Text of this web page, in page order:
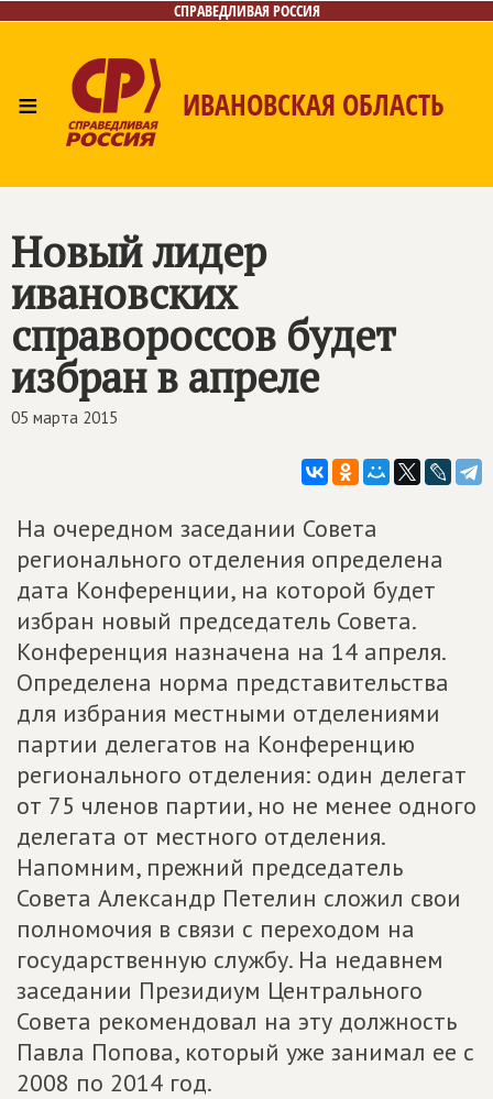
СПРАВЕДЛИВАЯ РОССИЯ
≡ ИВАНОВСКАЯ ОБЛАСТЬ
Новый лидер
ивановских
справороссов будет
избран в апреле
05 марта 2015
На очередном заседании Совета
регионального отделения определена
дата Конференции, на которой будет
избран новый председатель Совета.
Конференция назначена на 14 апреля.
Определена норма представительства
для избрания местными отделениями
партии делегатов на Конференцию
регионального отделения: один делегат
от 75 членов партии, но не менее одного
делегата от местного отделения.
Напомним, прежний председатель
Совета Александр Петелин сложил свои
полномочия в связи с переходом на
государственную службу. На недавнем
заседании Президиум Центрального
Совета рекомендовал на эту должность
Павла Попова, который уже занимал ее с
2008 по 2014 год.